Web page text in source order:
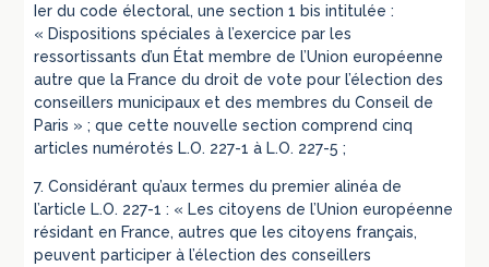
Ier du code électoral, une section 1 bis intitulée :
« Dispositions spéciales à l’exercice par les
ressortissants d’un État membre de l’Union européenne
autre que la France du droit de vote pour l’élection des
conseillers municipaux et des membres du Conseil de
Paris » ; que cette nouvelle section comprend cinq
articles numérotés L.O. 227-1 à L.O. 227-5 ;
7. Considérant qu’aux termes du premier alinéa de
l’article L.O. 227-1 : « Les citoyens de l’Union européenne
résidant en France, autres que les citoyens français,
peuvent participer à l’élection des conseillers